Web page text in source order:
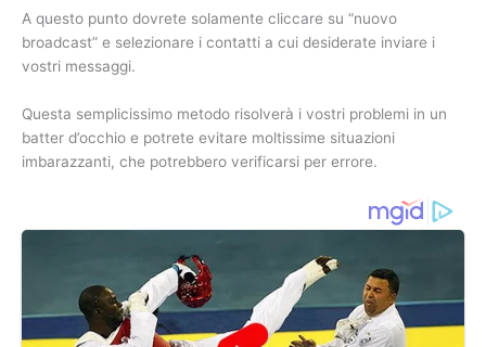
A questo punto dovrete solamente cliccare su “nuovo
broadcast” e selezionare i contatti a cui desiderate inviare i
vostri messaggi.
Questa semplicissimo metodo risolverà i vostri problemi in un
batter d’occhio e potrete evitare moltissime situazioni
imbarazzanti, che potrebbero verificarsi per errore.